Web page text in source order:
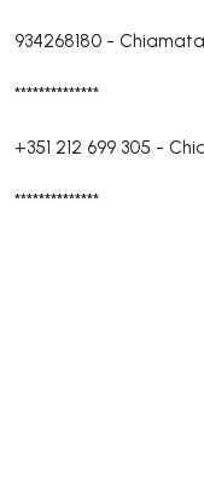
934268180 -
**************
+351 212 699 305 -
**************